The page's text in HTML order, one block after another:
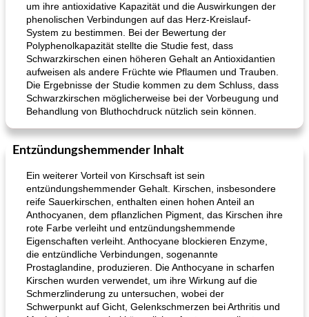
um ihre antioxidative Kapazität und die Auswirkungen der
phenolischen Verbindungen auf das Herz-Kreislauf-
System zu bestimmen. Bei der Bewertung der
Polyphenolkapazität stellte die Studie fest, dass
Schwarzkirschen einen höheren Gehalt an Antioxidantien
aufweisen als andere Früchte wie Pflaumen und Trauben.
Die Ergebnisse der Studie kommen zu dem Schluss, dass
Schwarzkirschen möglicherweise bei der Vorbeugung und
Behandlung von Bluthochdruck nützlich sein können.
Entzündungshemmender Inhalt
Ein weiterer Vorteil von Kirschsaft ist sein
entzündungshemmender Gehalt. Kirschen, insbesondere
reife Sauerkirschen, enthalten einen hohen Anteil an
Anthocyanen, dem pflanzlichen Pigment, das Kirschen ihre
rote Farbe verleiht und entzündungshemmende
Eigenschaften verleiht. Anthocyane blockieren Enzyme,
die entzündliche Verbindungen, sogenannte
Prostaglandine, produzieren. Die Anthocyane in scharfen
Kirschen wurden verwendet, um ihre Wirkung auf die
Schmerzlinderung zu untersuchen, wobei der
Schwerpunkt auf Gicht, Gelenkschmerzen bei Arthritis und